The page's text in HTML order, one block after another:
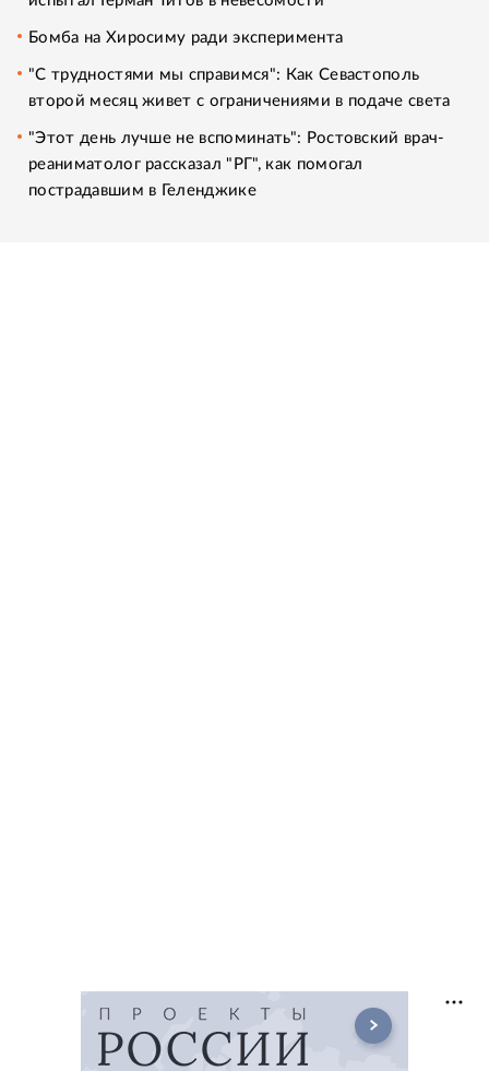
Бомба на Хиросиму ради эксперимента
"С трудностями мы справимся": Как Севастополь
второй месяц живет с ограничениями в подаче света
"Этот день лучше не вспоминать": Ростовский врач-
реаниматолог рассказал "РГ", как помогал
пострадавшим в Геленджике